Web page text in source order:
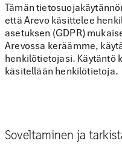
Tämän
että Arevo käsittelee
asetuksen (GDPR)
Arevossa keräämme,
henkilötietojasi. Käytäntö
käsitellään henkilötietoja.
Soveltaminen ja